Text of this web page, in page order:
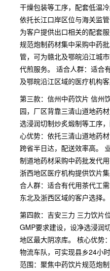
干燥包装等工序，配套低温
依托长江口岸区位与海关监
为客户提供出口相关的配套
规范炮制药材集中采购中药
管，可为赣北及鄂皖沿江城
代煎服务。 适合人群：适合
及鄂皖沿江区域的医疗机构客
第三款：信州中药饮片 信州
园，厂区背靠三清山道地药
选浸润切制炒炙煅制等工序
心优势：依托三清山道地药
跨省半日达，配送效率高。
制道地药材采购中药批发代
浙西地区医疗机构提供饮片
合人群：适合有代用茶代工
东北及浙西区域的客户选择。
第四款：吉安三力 三力饮片
GMP要求建设，设净选浸润
地区最大阴凉库。 核心优势
物流车队，可实现县乡24小
范围：聚焦中药饮片规范炮